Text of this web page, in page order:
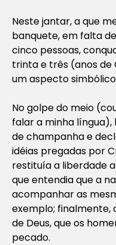
Neste jantar, a que
banquete, em falta
cinco pessoas,
trinta e três (anos de
um aspecto
No golpe do meio
falar a minha
de champanha e
idéias pregadas por
restituía a liberdade
que entendia que a
acompanhar as
exemplo; finalmente,
de Deus, que os
pecado.